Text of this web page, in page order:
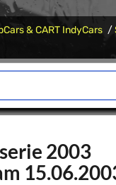
& CART IndyCars
2003